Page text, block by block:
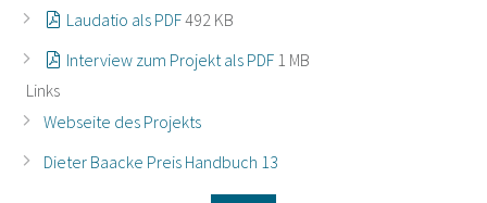
Laudatio als PDF492 KB
Interview zum Projekt als PDF 1 MB
Links
Webseite des Projekts
Dieter Baacke Preis Handbuch 13